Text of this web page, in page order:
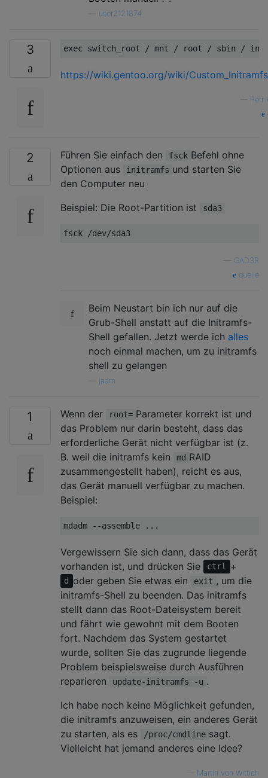
user2121874
3
https://wiki.gentoo.org/wiki/
Petr
2 Führen Sie einfach den fsck Befehl ohne
Optionen aus
initramfs und starten Sie
den Computer neu
Beispiel: Die Root-Partition ist
sda3
GAD3R
quelle
Beim Neustart bin ich nur auf die
Grub-Shell anstatt auf die Initramfs-
Shell gefallen. Jetzt werde ich alles
noch einmal machen, um zu initramfs
shell zu gelangen
jaam
1 Wenn der root= Parameter korrekt ist und
das Problem nur darin besteht, dass das
erforderliche Gerät nicht verfügbar ist (z.
B. weil die initramfs kein
md RAID
zusammengestellt haben), reicht es aus,
das Gerät manuell verfügbar zu machen.
Beispiel:
Vergewissern Sie sich dann, dass das Gerät
vorhanden ist, und drücken Sie
ctrl +
d oder geben Sie etwas ein exit , um die
initramfs-Shell zu beenden. Das initramfs
stellt dann das Root-Dateisystem bereit
und fährt wie gewohnt mit dem Booten
fort. Nachdem das System gestartet
wurde, sollten Sie das zugrunde liegende
Problem beispielsweise durch Ausführen
reparieren
update-initramfs -u .
Ich habe noch keine Möglichkeit gefunden,
die initramfs anzuweisen, ein anderes Gerät
zu starten, als es
/proc/cmdline sagt.
Vielleicht hat jemand anderes eine Idee?
Martin von Wittich